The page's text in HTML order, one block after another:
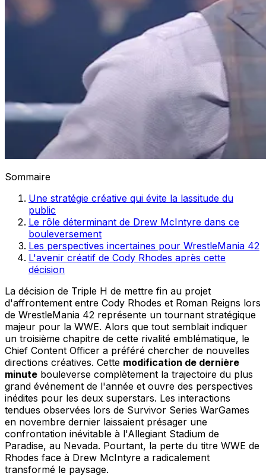
Sommaire
Une stratégie créative qui évite la lassitude du
public
Le rôle déterminant de Drew McIntyre dans ce
bouleversement
Les perspectives incertaines pour WrestleMania 42
L'avenir créatif de Cody Rhodes après cette
décision
La décision de Triple H de mettre fin au projet
d'affrontement entre Cody Rhodes et Roman Reigns lors
de WrestleMania 42 représente un tournant stratégique
majeur pour la WWE. Alors que tout semblait indiquer
un troisième chapitre de cette rivalité emblématique, le
Chief Content Officer a préféré chercher de nouvelles
directions créatives. Cette modification de dernière
minute bouleverse complètement la trajectoire du plus
grand événement de l'année et ouvre des perspectives
inédites pour les deux superstars. Les interactions
tendues observées lors de Survivor Series WarGames
en novembre dernier laissaient présager une
confrontation inévitable à l'Allegiant Stadium de
Paradise, au Nevada. Pourtant, la perte du titre WWE de
Rhodes face à Drew McIntyre a radicalement
transformé le paysage.